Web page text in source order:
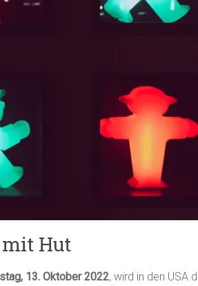
Hut
13. Oktober 2022, wird in den USA